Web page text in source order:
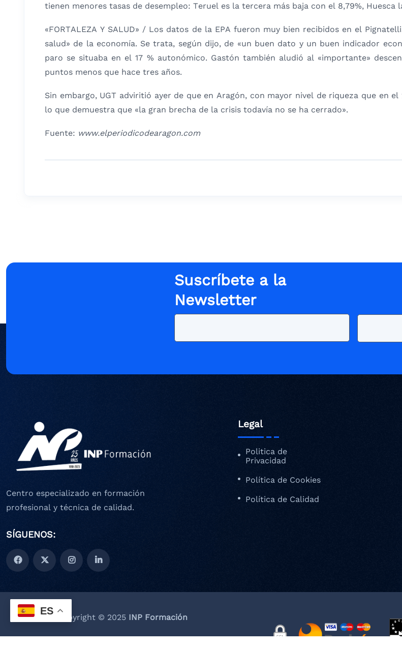
tienen menores tasas de desempleo: Teruel es la tercera más baja con el 8,79%, Huesca
«FORTALEZA Y SALUD» / Los datos de la EPA fueron muy bien recibidos en el
salud» de la economía. Se trata, según dijo, de «un buen dato y un buen indicador
paro se situaba en el 17 % autonómico. Gastón también aludió al «importante»
puntos menos que hace tres años.
Sin embargo, UGT adviritió ayer de que en Aragón, con mayor nivel de riqueza que en el
lo que demuestra que «la gran brecha de la crisis todavía no se ha cerrado».
Fuente: www.elperiodicodearagon.com
Suscríbete a la
Newsletter
Centro especializado en formación
profesional y técnica de calidad.
SÍGUENOS:
Legal
Politica de
Privacidad
Política de Cookies
Política de Calidad
Copyright © 2025 INP Formación
ES